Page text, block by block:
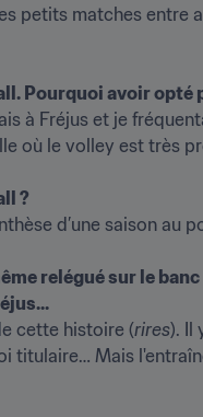
petits matches entre
Pourquoi avoir opté
à Fréjus et je
où le volley est
?
d’une saison au
relégué sur le
cette histoire (rires). Il
titulaire… Mais